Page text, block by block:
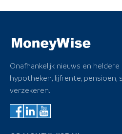
Onafhankelijk nieuws en
hypotheken, lijfrente, pensioen,
verzekeren.